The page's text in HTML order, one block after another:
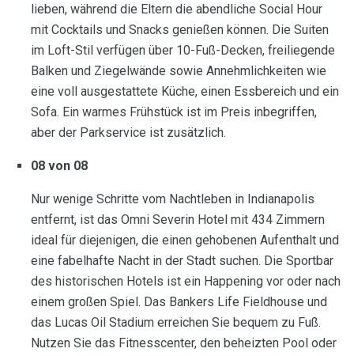
lieben, während die Eltern die abendliche Social Hour
mit Cocktails und Snacks genießen können. Die Suiten
im Loft-Stil verfügen über 10-Fuß-Decken, freiliegende
Balken und Ziegelwände sowie Annehmlichkeiten wie
eine voll ausgestattete Küche, einen Essbereich und ein
Sofa. Ein warmes Frühstück ist im Preis inbegriffen,
aber der Parkservice ist zusätzlich.
08 von 08
Nur wenige Schritte vom Nachtleben in Indianapolis
entfernt, ist das Omni Severin Hotel mit 434 Zimmern
ideal für diejenigen, die einen gehobenen Aufenthalt und
eine fabelhafte Nacht in der Stadt suchen. Die Sportbar
des historischen Hotels ist ein Happening vor oder nach
einem großen Spiel. Das Bankers Life Fieldhouse und
das Lucas Oil Stadium erreichen Sie bequem zu Fuß.
Nutzen Sie das Fitnesscenter, den beheizten Pool oder